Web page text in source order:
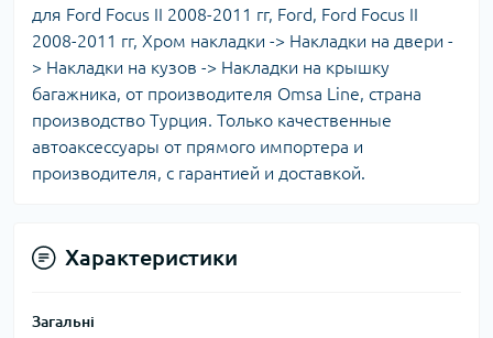
для Ford Focus II 2008-2011 гг, Ford, Ford Focus II
2008-2011 гг, Хром накладки -> Накладки на двери -
> Накладки на кузов -> Накладки на крышку
багажника, от производителя Omsa Line, страна
производство Турция. Только качественные
автоаксессуары от прямого импортера и
производителя, с гарантией и доставкой.
Характеристики
Загальні